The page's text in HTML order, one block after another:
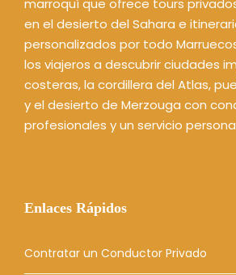
marroquí que ofrece tours
en el desierto del Sahara e
personalizados por todo
los viajeros a descubrir ciudades
costeras, la cordillera del Atlas,
y el desierto de Merzouga con
profesionales y un servicio
Enlaces Rápidos
Contratar un Conductor Privado